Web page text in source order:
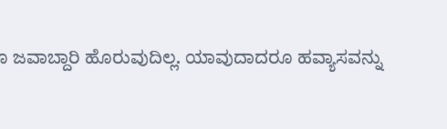
ಹೊರುವುದಿಲ್ಲ. ಯಾವುದಾದರೂ ಹವ್ಯಾಸವನ್ನು